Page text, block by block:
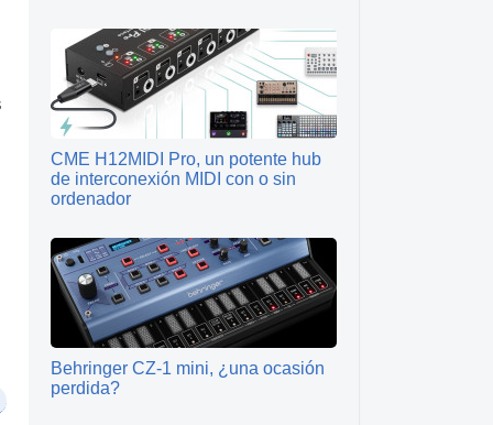
CME H12MIDI Pro, un potente hub
de interconexión MIDI con o sin
ordenador
Behringer CZ-1 mini, ¿una ocasión
perdida?